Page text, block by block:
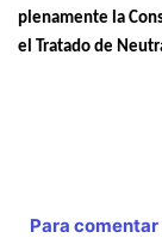
plenamente la
el Tratado de
Para